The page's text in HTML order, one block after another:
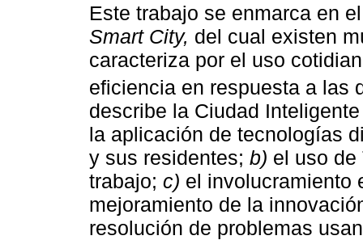
Este trabajo se enmarca en
Smart City, del cual existen
caracteriza por el uso
eficiencia en respuesta a las
describe la Ciudad
la aplicación de tecnologías
y sus residentes; b) el uso de
trabajo; c) el involucramiento
mejoramiento de la
resolución de problemas